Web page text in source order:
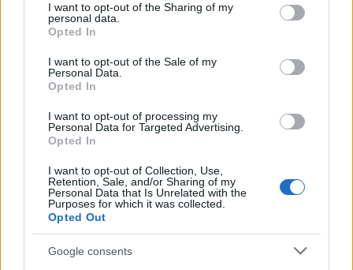
not limited to your visit or usage behaviour. You may click to
grant or deny consent to Google and its third-party tags to
use your data for below specified purposes in below Google
consent section.
I want to opt-out of the Sharing of my
personal data.
Opted In
I want to opt-out of the Sale of my
Personal Data.
Opted In
I want to opt-out of processing my
Personal Data for Targeted Advertising.
Opted In
I want to opt-out of Collection, Use,
Retention, Sale, and/or Sharing of my
Personal Data that Is Unrelated with the
Purposes for which it was collected.
Opted Out
Google consents
*
Αποθήκευσε το όνομά μου, email, και τον ιστότοπο μου σε
Σχετικά προϊόντα
Γάτες & σκύλοι